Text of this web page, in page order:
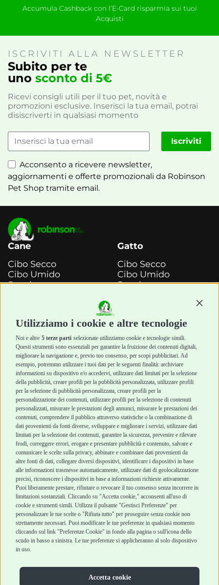
Utilizziamo i cookie e altre tecnologie
Noi e altre 5 terze parti selezionate utilizziamo cookie e tecnologie simili.
Questi strumenti sono essenziali per garantire la fruizione dei contenuti digitali,
migliorare la navigazione e, previo tuo consenso, per scopi pubblicitari. Ad
esempio, potremmo utilizzare i tuoi dati per le seguenti finalità: archiviare
informazioni su dispositivo e/o accedervi, utilizzare dati limitati per la selezione
della pubblicità, creare profili per la pubblicità personalizzata, utilizzare profili
per la selezione di pubblicità personalizzata, creare profili per la
personalizzazione dei contenuti, utilizzare profili per la selezione di contenuti
personalizzati, misurare le prestazioni degli annunci, misurare le prestazioni dei
contenuti, comprendere il pubblico attraverso statistiche o la combinazione di
dati provenienti da fonti diverse, sviluppare e migliorare i servizi, utilizzare dati
limitati per la selezione dei contenuti, garantire la sicurezza, prevenire e rilevare
frodi, correggere errori, erogare e presentare pubblicità e contenuto, salvare e
comunicare le scelte sulla privacy, abbinare e combinare dati provenienti da
altre fonti di dati, collegare diversi dispositivi, identificare i dispositivi in base
alle informazioni trasmesse automaticamente, utilizzare dati di geolocalizzazione
precisi, riconoscere i dispositivi in base a informazioni richieste attivamente.
Puoi liberamente prestare, rifiutare o revocare il tuo consenso senza incorrere in
limitazioni sostanziali. Cliccando su "Accetta cookie," acconsenti all'uso di
cookie e strumenti simili. Utilizza il pulsante "Gestisci Preferenze" per
personalizzare le tue scelte o "Rifiuta tutto" per proseguire senza cookie non
strettamente necessari. Puoi modificare le tue preferenze in qualsiasi momento
cliccando sul link "Preferenze Cookie" in fondo alla pagina o sull'icona dello
scudo in basso a sinistra. Le tue preferenze si applicheranno al solo dispositivo
in uso.
Accetta cookie
Accumula Cashback con l’E-Card risparmia sui tuoi
Acquisti
ISCRIVITI ALLA NEWSLETTER
Subito per te
uno sconto di 5€
Ricevi consigli utili per il tuo pet, novità e
promozioni esclusive. Inserisci la tua email, potrai
disiscriverti in qualsiasi momento
Acconsento a ricevere newsletter,
aggiornamenti e offerte promozionali da Robinson
Pet Shop tramite email.
Iscriviti
Cane
Cibo Secco
Cibo Umido
Snack e
Igiene e Pulizia
Accessori
Cani Mini
Top Quality
Gatto
Cibo Secco
Cibo Umido
Snack e
Igiene e Pulizia
Accessori
Top Quality
Robinson Pet Shop
Chi siamo
Punti vendita
Marchi
Blog
Assistenza Robinson
Pet Shop
Offerte
Promozioni
Recensioni Feedaty
Acquisti sicuri
Termini e condizioni
di vendita
Cashback
Metodi di
pagamento
Recesso e Reso
Spedizioni
Robinson Pet Shop S.r.l.
Via V. Giovanni Schiaparelli, 21 – 47122 Forlì (FC)
P.iva 04095130409 | REA: FO 329541
info@robinsonpetshop.it | Tel. 0543 096850
Copyright © 2025 Robinsonpetshop.it s.r.l. – Tutti i diritti
Privacy Policy|Cookie Policy